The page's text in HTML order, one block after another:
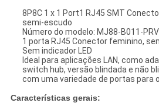
8P8C 1 x 1 Port1 RJ45 SMT
semi-escudo
Número do modelo: MJ88-B011-
1 porta RJ45 Conector feminino,
Sem indicador LED
Ideal para aplicações LAN, como
switch hub, versão blindada e não
com uma variedade de portas para
Características gerais: